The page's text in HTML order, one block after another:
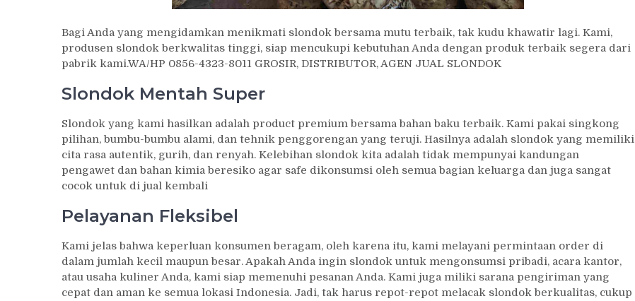
Bagi Anda yang mengidamkan menikmati slondok bersama mutu terbaik, tak kudu khawatir lagi. Kami,
produsen slondok berkwalitas tinggi, siap mencukupi kebutuhan Anda dengan produk terbaik segera dari
pabrik kami.WA/HP 0856-4323-8011 GROSIR, DISTRIBUTOR, AGEN JUAL SLONDOK
Slondok Mentah Super
Slondok yang kami hasilkan adalah product premium bersama bahan baku terbaik. Kami pakai singkong
pilihan, bumbu-bumbu alami, dan tehnik penggorengan yang teruji. Hasilnya adalah slondok yang memiliki
cita rasa autentik, gurih, dan renyah. Kelebihan slondok kita adalah tidak mempunyai kandungan
pengawet dan bahan kimia beresiko agar safe dikonsumsi oleh semua bagian keluarga dan juga sangat
cocok untuk di jual kembali
Pelayanan Fleksibel
Kami jelas bahwa keperluan konsumen beragam, oleh karena itu, kami melayani permintaan order di
dalam jumlah kecil maupun besar. Apakah Anda ingin slondok untuk mengonsumsi pribadi, acara kantor,
atau usaha kuliner Anda, kami siap memenuhi pesanan Anda. Kami juga miliki sarana pengiriman yang
cepat dan aman ke semua lokasi Indonesia. Jadi, tak harus repot-repot melacak slondok berkualitas, cukup